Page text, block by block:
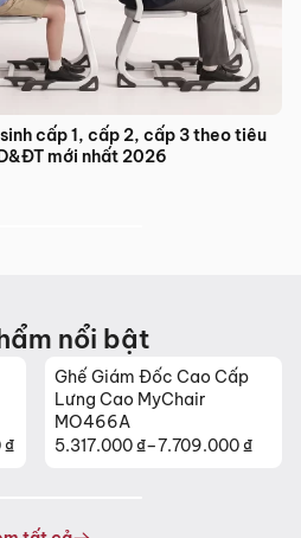
cấp 1, cấp 2, cấp 3 theo tiêu
mới nhất 2026
nổi bật
₫
Ghế Giám Đốc Cao Cấp
Lưng Cao MyChair
MO466A
5.317.000₫–7.709.000₫
Khoảng
5.317.000 ₫